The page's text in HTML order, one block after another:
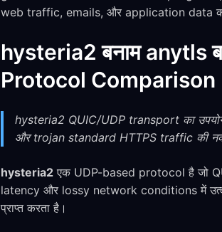
web traffic, emails, और application data
hysteria2 बनाम anytls
Protocol Comparison
hysteria2 QUIC/UDP transport का
और trojan standard HTTPS traffic की
hysteria2 एक UDP-based protocol है जो
latency और lossy network conditions में
प्राप्त करता है।